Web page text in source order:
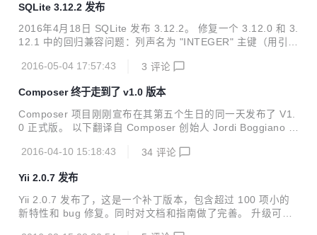
x：增加“limitToList”属性限制只能输入列表项中的值。 comb
ogrid：允许用户快速克隆组件。 form：增加“dirty”属性允许
用户仅提交修改的字段。 form：增加“resetDirty”方法。 data
SQLite 3.12.2 发布
2016年4月18日 SQLite 发布 3.12.2。 修复一个 3.12.0 和 3.
12.1 中的回归兼容问题：列声名为 "INTEGER" 主键（用引号
件不兼容。任务单号 7d7525cb01b68 修复一个 PRAGMA re
的问题（从 3.9.0 开始出现）。任务单号 a306e56ff68b8fa5
修复一个导致代码生成器结果不正确问题，如果两个或多个 虚
表 连接并且在 IN 操作 约束连接的外循环中使用虚表。 修正
2016-05-04 17:57:43 3 评论
Composer 终于走到了 v1.0 版本
Composer 项目刚刚宣布在其第五个生日的同一天发布了 V1.
0 正式版。 以下翻译自 Composer 创始人 Jordi Boggiano 的
感觉就像昨天发生的事，至少它不像过去了五年。但在其他方
我的手指几乎都不记得如何编写 PHP 代码了。 在这个版本
中，Composer 安装工具以及执行 composer self-update 指
令都会默认安装最新的 Composer 稳定版本。要知道，以前
可都是 alpha 版本啊，五年了！整整五年 alpha 了！Jordi...
2016-04-10 15:18:43 34 评论
Yii 2.0.7 发布
Yii 2.0.7 发布了，这是一个补丁版本，包含超过 100 项小的
新特性和 bug 修复。同时对文档和指南做了完善。 升级可阅